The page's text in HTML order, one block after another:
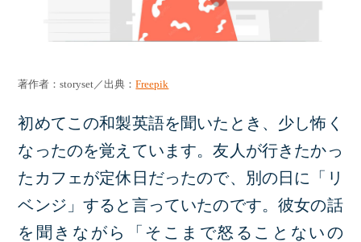
著作者：storyset／出典：Freepik
初めてこの和製英語を聞いたとき、少し怖く
なったのを覚えています。友人が行きたかっ
たカフェが定休日だったので、別の日に「リ
ベンジ」すると言っていたのです。彼女の話
を聞きながら「そこまで怒ることないの